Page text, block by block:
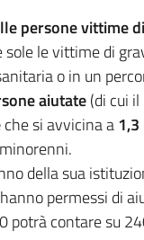
persone vittime
sole le vittime di
o in un
aiutate(di cui
che si avvicina a
della sua
permessi di
potrà contare su